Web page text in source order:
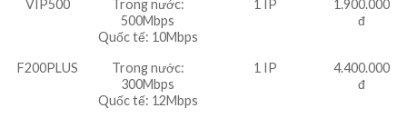
VIP500
Trong nước:
500Mbps
Quốc tế: 10Mbps
1 IP
1.900.000
đ
F200PLUS
Trong nước:
300Mbps
Quốc tế: 12Mbps
1 IP
4.400.000
đ